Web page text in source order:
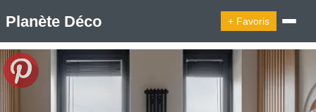
Planète Déco + Favoris
🔍︎ Rechercher
ℹ︎ À propos